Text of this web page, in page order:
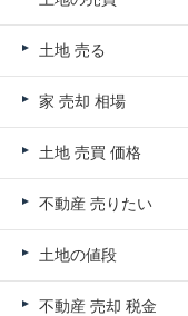
土地 売る
家 売却 相場
土地 売買 価格
不動産 売りたい
土地の値段
不動産 売却 税金